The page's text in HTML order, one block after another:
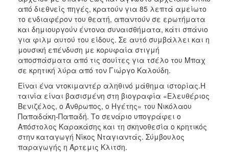
από διεθνείς πηγές, κρατούν για 85 λεπτά αμείωτο
το ενδιαφέρον του θεατή, απαντούν σε ερωτήματα
και δημιουργούν έντονα συναισθήματα, κάτι σπάνιο
για φιλμ αυτού του είδους. Σε αυτό συμβάλλει και η
μουσική επένδυση με κορυφαία στιγμή
αποσπάσματα από τις σουίτες για τσέλο του Μπαχ
σε κρητική λύρα από τον Γιώργο Καλούδη.
Είναι ένα ντοκιμαντέρ αληθινό μάθημα ιστορίας.Η
ταινία είναι βασισμένη στη βιογραφία «Ελευθέριος
Βενιζέλος, ο Άνθρωπος, ο Ηγέτης» του Νικόλαου
Παπαδάκη-Παπαδή. Το σενάριο υπογράφει ο
Απόστολος Καρακάσης και τη σκηνοθεσία ο κρητικός
στην καταγωγή Νίκος Νταγιαντάς. Σύμβουλος
παραγωγής η Άρτεμις Κλιτση.